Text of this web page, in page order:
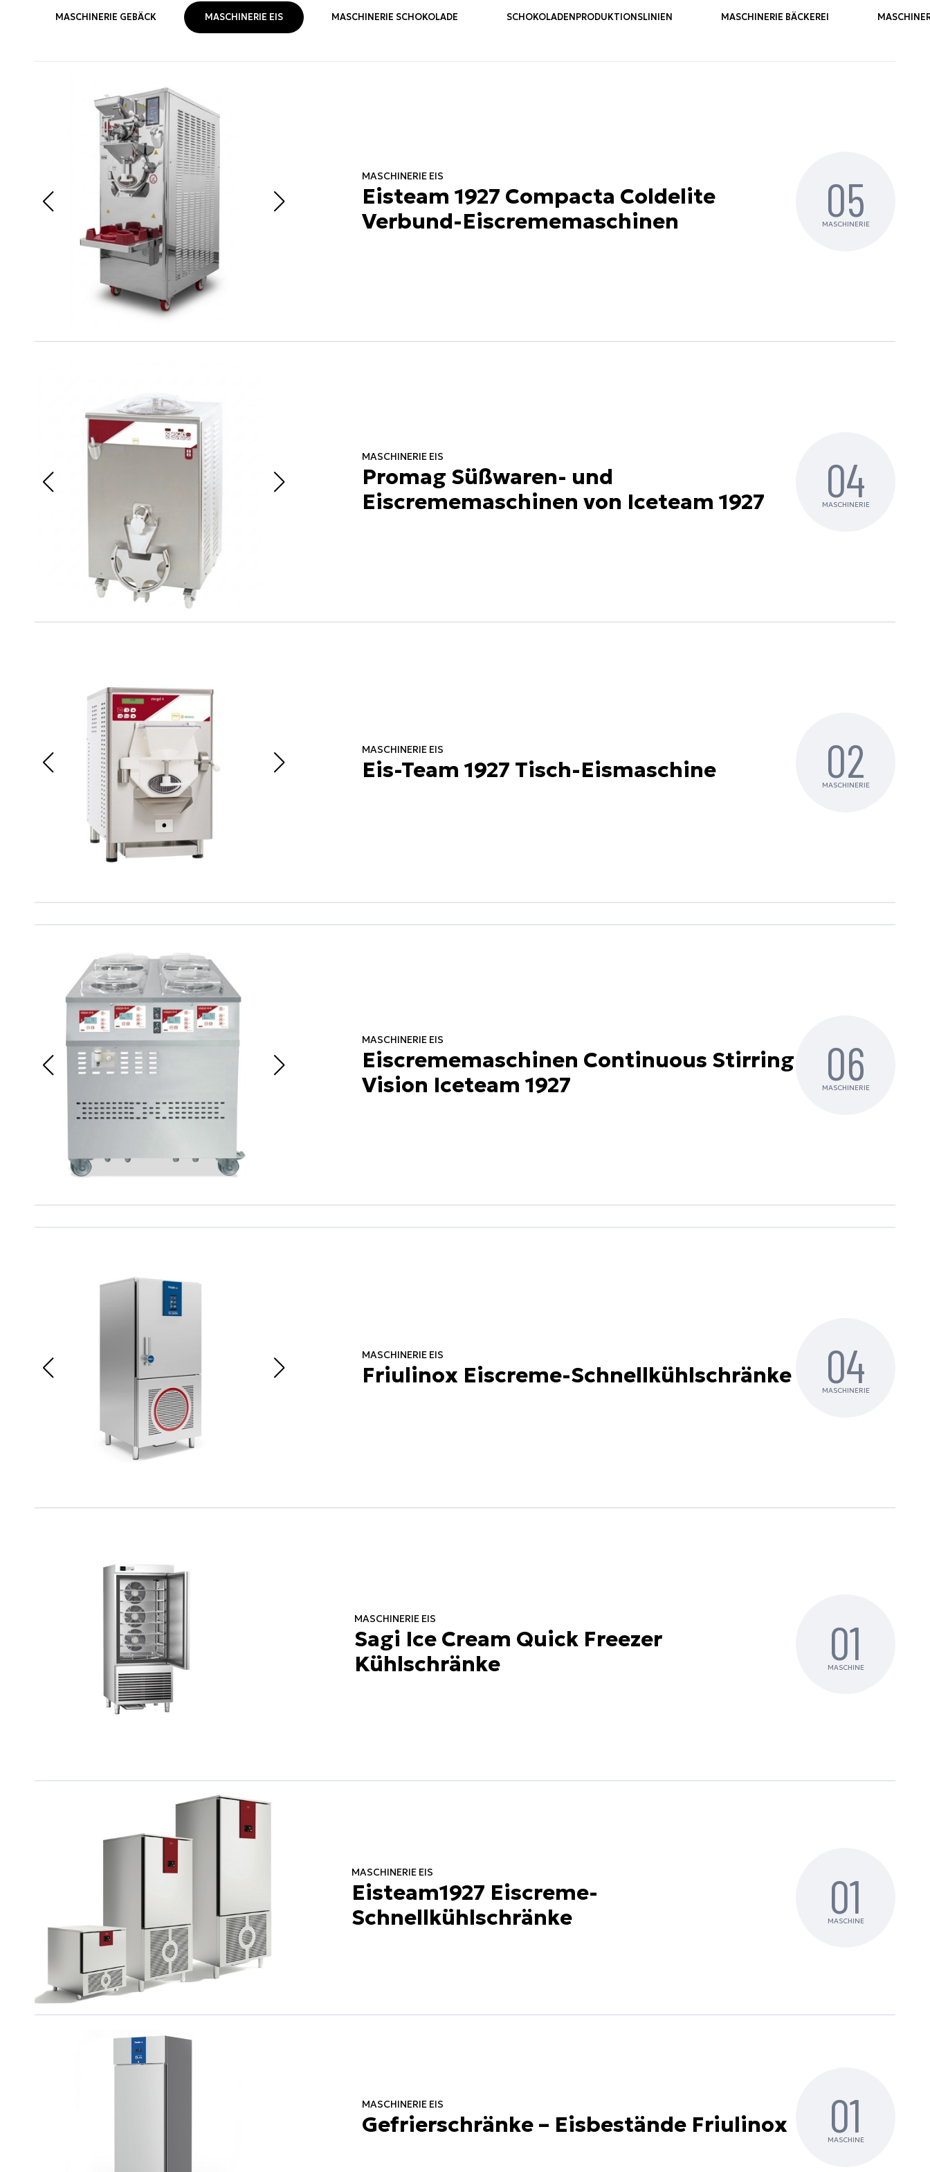
MASCHINERIE GEBÄCK MASCHINERIE EIS MASCHINERIE SCHOKOLADE SCHOKOLADENPRODUKTIONSLINIEN MASCHINERIE BÄCKEREI
MASCHINERIE EIS
Eisteam 1927 Compacta Coldelite
Verbund-Eiscrememaschinen
05
MASCHINERIE
MASCHINERIE EIS
Promag Süßwaren- und
Eiscrememaschinen von Iceteam 1927
04
MASCHINERIE
MASCHINERIE EIS
Eis-Team 1927 Tisch-Eismaschine 02
MASCHINERIE
MASCHINERIE EIS
Eiscrememaschinen Continuous Stirring
Vision Iceteam 1927
06
MASCHINERIE
MASCHINERIE EIS
Friulinox Eiscreme-Schnellkühlschränke 04
MASCHINERIE
MASCHINERIE EIS
Sagi Ice Cream Quick Freezer
Kühlschränke
01
MASCHINE
MASCHINERIE EIS
Eisteam1927 Eiscreme-
Schnellkühlschränke
01
MASCHINE
MASCHINERIE EIS
Gefrierschränke – Eisbestände Friulinox 01
MASCHINE